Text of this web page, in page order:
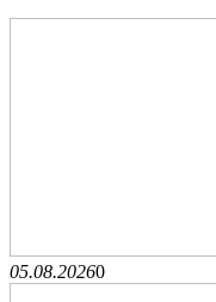
05.08.20260